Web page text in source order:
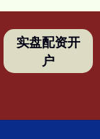
实盘配资开
户